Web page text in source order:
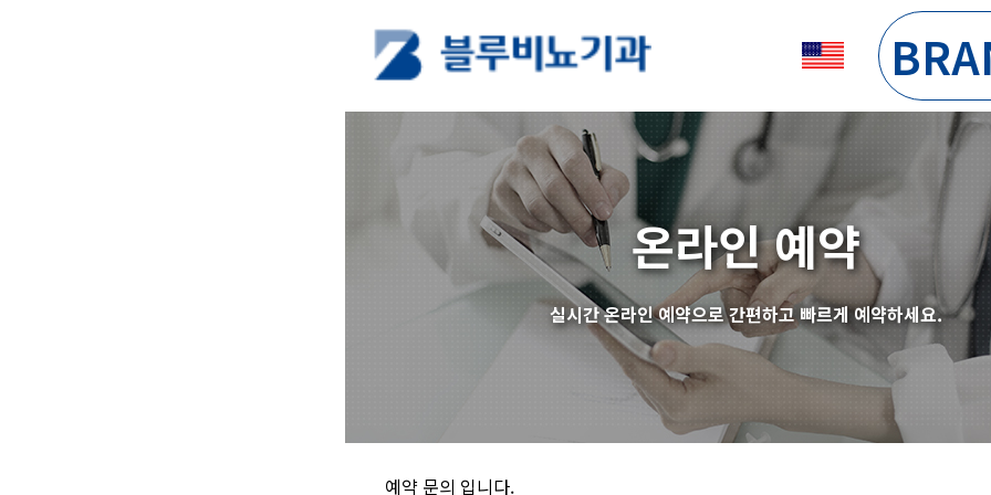
온라인 예약
실시간 온라인 예약으로 간편하고 빠르게 예약하세요.
예약 문의 입니다.